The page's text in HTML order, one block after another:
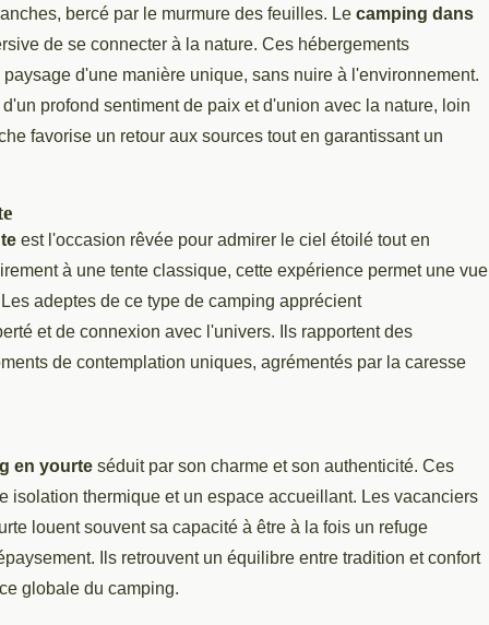
bercé par le murmure des feuilles. Le camping dans
de se connecter à la nature. Ces hébergements
d'une manière unique, sans nuire à l'environnement.
profond sentiment de paix et d'union avec la nature, loin
favorise un retour aux sources tout en garantissant un
est l'occasion rêvée pour admirer le ciel étoilé tout en
à une tente classique, cette expérience permet une vue
adeptes de ce type de camping apprécient
et de connexion avec l'univers. Ils rapportent des
de contemplation uniques, agrémentés par la caresse
en yourte séduit par son charme et son authenticité. Ces
isolation thermique et un espace accueillant. Les vacanciers
louent souvent sa capacité à être à la fois un refuge
Ils retrouvent un équilibre entre tradition et confort
globale du camping.